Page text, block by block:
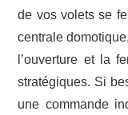
de vos volets se
centrale
l’ouverture et la
stratégiques. Si
une commande